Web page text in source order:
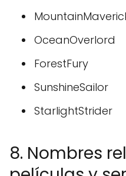
OceanOverlord
ForestFury
SunshineSailor
StarlightStrider
8. Nombres